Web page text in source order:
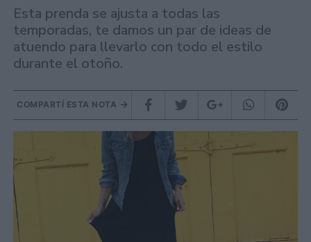
Esta prenda se ajusta a todas las
temporadas, te damos un par de ideas de
atuendo para llevarlo con todo el estilo
durante el otoño.
COMPARTÍ ESTA NOTA